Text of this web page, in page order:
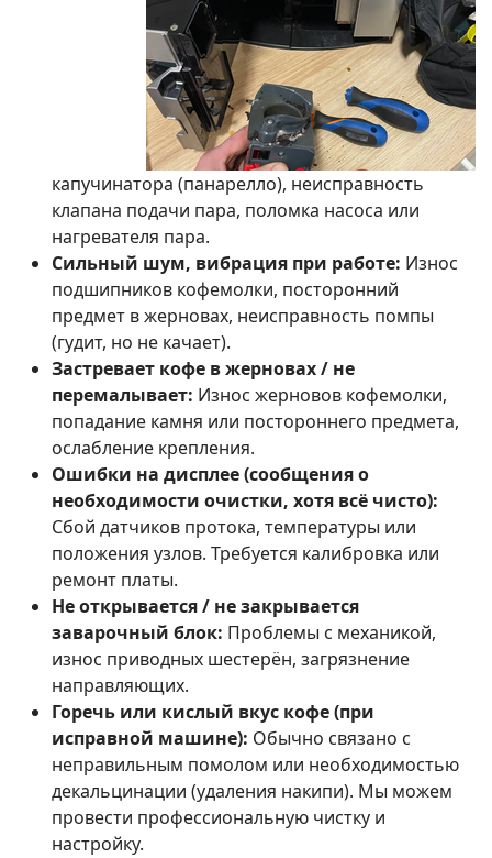
капучинатора (панарелло), неисправность
клапана подачи пара, поломка насоса или
нагревателя пара.
Сильный шум, вибрация при работе: Износ
подшипников кофемолки, посторонний
предмет в жерновах, неисправность помпы
(гудит, но не качает).
Застревает кофе в жерновах / не
перемалывает: Износ жерновов кофемолки,
попадание камня или постороннего предмета,
ослабление крепления.
Ошибки на дисплее (сообщения о
необходимости очистки, хотя всё чисто):
Сбой датчиков протока, температуры или
положения узлов. Требуется калибровка или
ремонт платы.
Не открывается / не закрывается
заварочный блок: Проблемы с механикой,
износ приводных шестерён, загрязнение
направляющих.
Горечь или кислый вкус кофе (при
исправной машине): Обычно связано с
неправильным помолом или необходимостью
декальцинации (удаления накипи). Мы можем
провести профессиональную чистку и
настройку.